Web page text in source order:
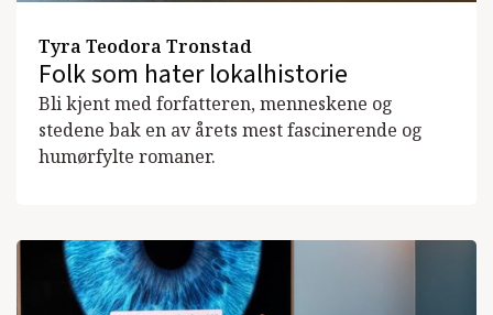
Tyra Teodora Tronstad
Folk som hater lokalhistorie
Bli kjent med forfatteren, menneskene og
stedene bak en av årets mest fascinerende og
humørfylte romaner.